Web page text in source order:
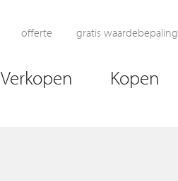
offerte gratis waardebepaling
Verkopen Kopen